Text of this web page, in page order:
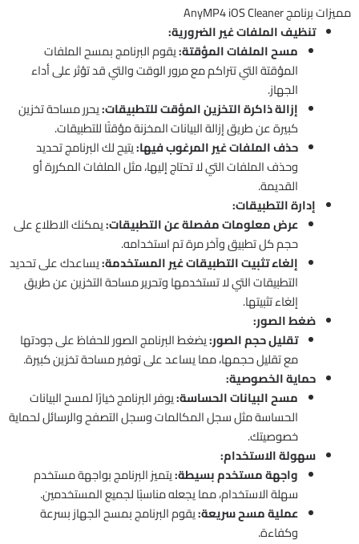
مميزات برنامج AnyMP4 iOS Cleaner
تنظيف الملفات غير الضرورية:
مسح الملفات المؤقتة:يقوم البرنامج بمسح الملفات
المؤقتة التي تتراكم مع مرور الوقت والتي قد تؤثر على أداء
الجهاز.
إزالة ذاكرة التخزين المؤقت للتطبيقات:يحرر مساحة تخزين
كبيرة عن طريق إزالة البيانات المخزنة مؤقتًا للتطبيقات.
حذف الملفات غير المرغوب فيها:يتيح لك البرنامج تحديد
وحذف الملفات التي لا تحتاج إليها، مثل الملفات المكررة أو
القديمة.
إدارة التطبيقات:
عرض معلومات مفصلة عن التطبيقات:يمكنك الاطلاع على
حجم كل تطبيق وآخر مرة تم استخدامه.
إلغاء تثبيت التطبيقات غير المستخدمة:يساعدك على تحديد
التطبيقات التي لا تستخدمها وتحرير مساحة التخزين عن طريق
إلغاء تثبيتها.
ضغط الصور:
تقليل حجم الصور:يضغط البرنامج الصور للحفاظ على جودتها
مع تقليل حجمها، مما يساعد على توفير مساحة تخزين كبيرة.
حماية الخصوصية:
مسح البيانات الحساسة:يوفر البرنامج خيارًا لمسح البيانات
الحساسة مثل سجل المكالمات وسجل التصفح والرسائل لحماية
خصوصيتك.
سهولة الاستخدام:
واجهة مستخدم بسيطة:يتميز البرنامج بواجهة مستخدم
سهلة الاستخدام، مما يجعله مناسبًا لجميع المستخدمين.
عملية مسح سريعة:يقوم البرنامج بمسح الجهاز بسرعة
وكفاءة.